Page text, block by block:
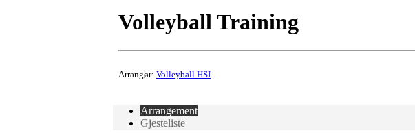
Volleyball Training
Arrangør: Volleyball HSI
Arrangement
Gjesteliste